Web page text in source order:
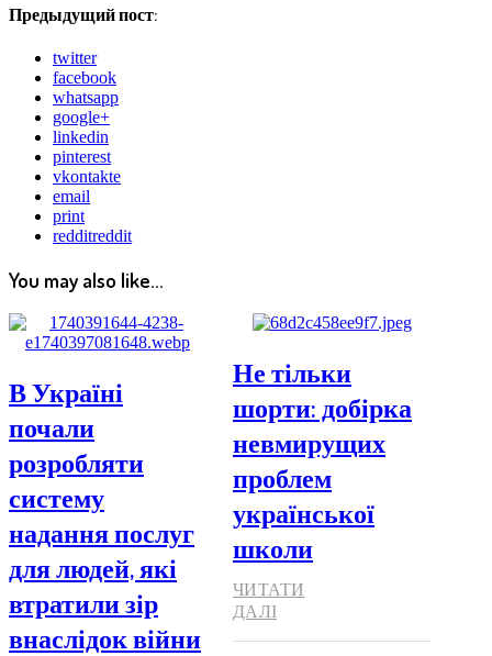
Предыдущий пост:
twitter
facebook
whatsapp
google+
linkedin
pinterest
vkontakte
email
print
redditreddit
You may also like...
В Україні
почали
розробляти
систему
надання послуг
для людей, які
втратили зір
внаслідок війни
Не тільки
шорти: добірка
невмирущих
проблем
української
школи
ЧИТАТИ
ДАЛІ